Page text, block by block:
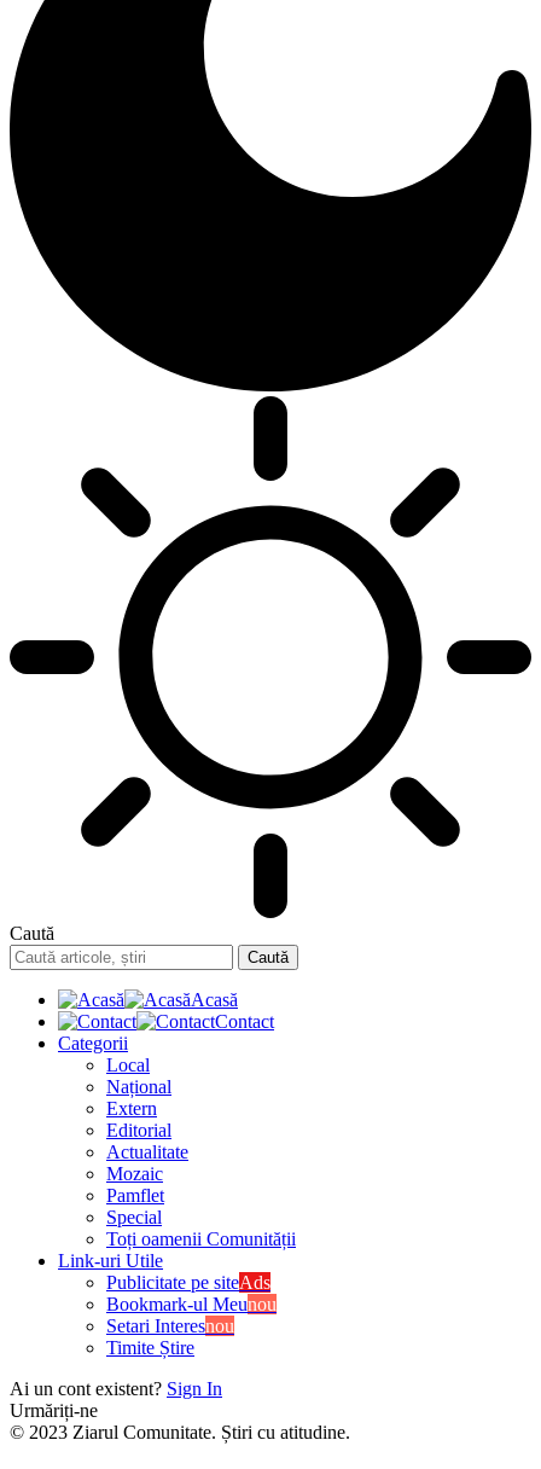
Caută
Acasă
Contact
Categorii
Local
Național
Extern
Editorial
Actualitate
Mozaic
Pamflet
Special
Toți oamenii Comunității
Link-uri Utile
Publicitate pe siteAds
Bookmark-ul Meunou
Setari Interesnou
Timite Știre
Ai un cont existent? Sign In
Urmăriți-ne
© 2023 Ziarul Comunitate. Știri cu atitudine.